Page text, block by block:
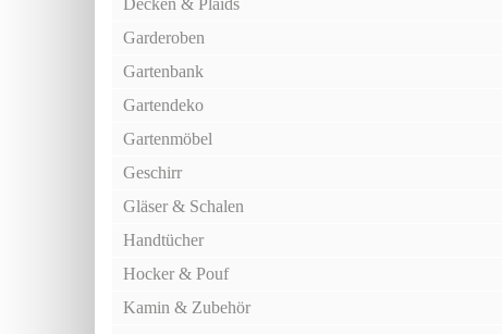
Decken & Plaids
Garderoben
Gartenbank
Gartendeko
Gartenmöbel
Geschirr
Gläser & Schalen
Handtücher
Hocker & Pouf
Kamin & Zubehör